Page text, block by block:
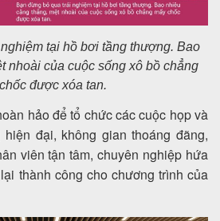
tại hồ bơi tầng thượng. Bao
nhoài của cuộc sống xô bồ chẳng
được xóa tan.
hảo để tổ chức các cuộc họp và
đại, không gian thoáng đãng,
viên tận tâm, chuyên nghiệp hứa
thành công cho chương trình của